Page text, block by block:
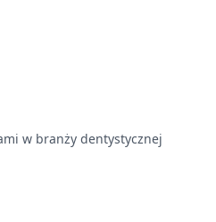
w branży dentystycznej